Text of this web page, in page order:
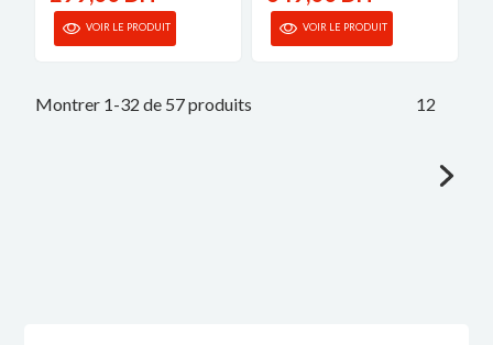
VOIR LE PRODUIT VOIR LE PRODUIT
Montrer 1-32 de 57 produits 12